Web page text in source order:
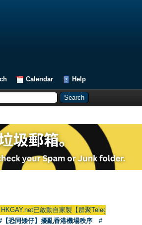
Calendar Help
已啟動自家製【群聚Telegram群組】
【恐同矮仔】擾亂香港機場秩序
#